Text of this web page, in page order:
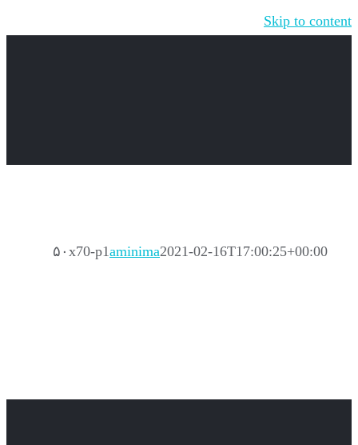
Skip to content
۵۰x70-p1aminima2021-02-16T17:00:25+00:00